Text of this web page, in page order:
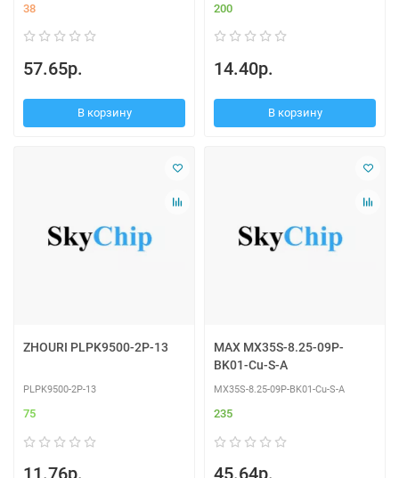
38
57.65р.
В корзину
200
14.40р.
В корзину
ZHOURI PLPK9500-2P-13
PLPK9500-2P-13
75
MAX MX35S-8.25-09P-
BK01-Cu-S-A
MX35S-8.25-09P-BK01-Cu-S-A
235